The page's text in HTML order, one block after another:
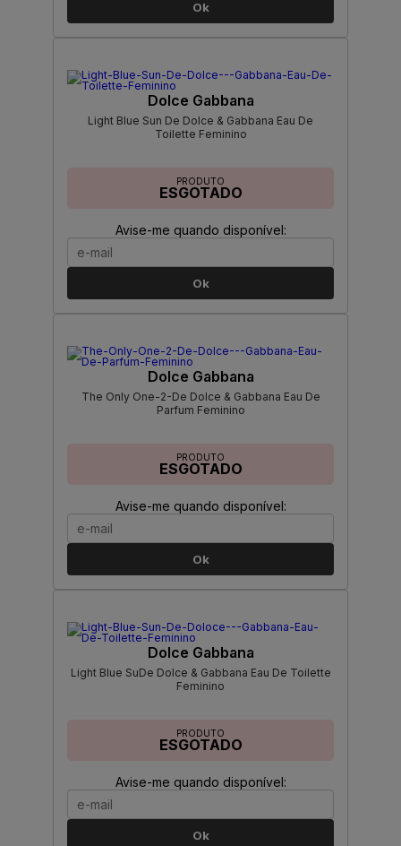
Ok
Dolce Gabbana
Light Blue Sun De Dolce & Gabbana Eau De
Toilette Feminino
PRODUTO
ESGOTADO
Avise-me quando disponível:
Ok
Dolce Gabbana
The Only One-2-De Dolce & Gabbana Eau De
Parfum Feminino
PRODUTO
ESGOTADO
Avise-me quando disponível:
Ok
Dolce Gabbana
Light Blue SuDe Dolce & Gabbana Eau De Toilette
Feminino
PRODUTO
ESGOTADO
Avise-me quando disponível:
Ok